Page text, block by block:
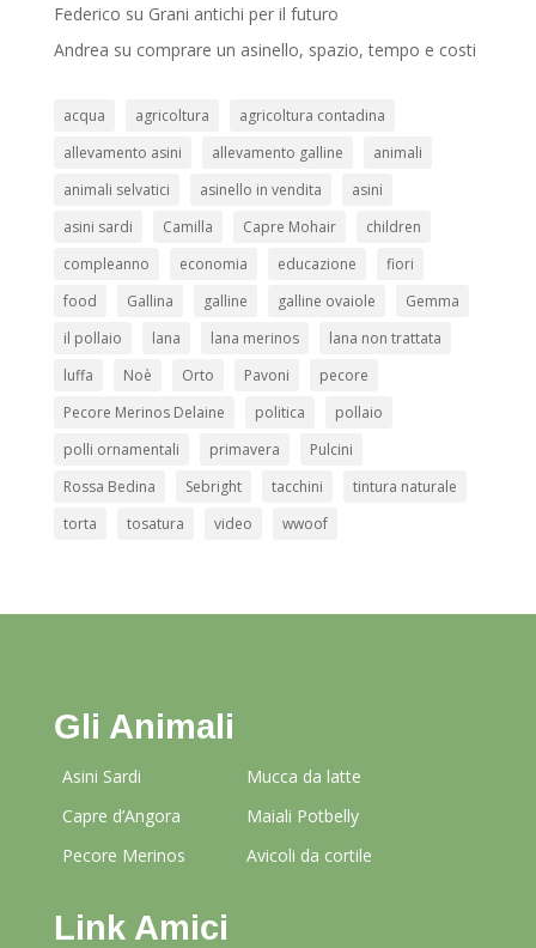
Federico su Grani antichi per il futuro
Andrea su comprare un asinello, spazio, tempo e costi
acqua agricoltura
agricoltura contadina
allevamento asini
allevamento galline
animali
animali selvatici
asinello in vendita
asini
asini sardi
Camilla Capre Mohair
children
compleanno
economia educazione
fiori
food
Gallina galline galline ovaiole
Gemma
il pollaio
lana lana merinos
lana non trattata
luffa
Noè Orto Pavoni
pecore
Pecore Merinos Delaine
politica
pollaio
polli ornamentali
primavera
Pulcini
Rossa Bedina
Sebright tacchini
tintura naturale
torta
tosatura video wwoof
Gli Animali
Asini Sardi
Capre d’Angora
Pecore Merinos
Mucca da latte
Maiali Potbelly
Avicoli da cortile
Link Amici